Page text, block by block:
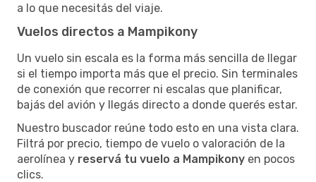
a lo que necesitás del viaje.
Vuelos directos a Mampikony
Un vuelo sin escala es la forma más sencilla de llegar
si el tiempo importa más que el precio. Sin terminales
de conexión que recorrer ni escalas que planificar,
bajás del avión y llegás directo a donde querés estar.
Nuestro buscador reúne todo esto en una vista clara.
Filtrá por precio, tiempo de vuelo o valoración de la
aerolínea y reservá tu vuelo a Mampikony en pocos
clics.